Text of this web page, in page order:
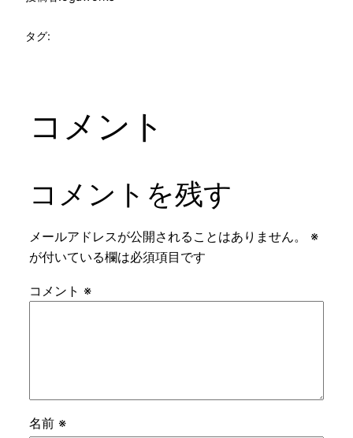
タグ:
コメント
コメントを残す
メールアドレスが公開されることはありません。
※
が付いている欄は必須項目です
コメント ※
名前 ※